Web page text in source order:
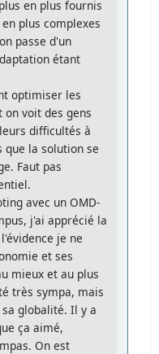
en plus fournis
plus complexes
passe d'un
étant
optimiser les
voit des gens
difficultés à
la solution se
Faut pas
avec un OMD-
j'ai apprécié la
je ne
et ses
mieux et au plus
très sympa, mais
globalité. Il y a
ça aimé,
On est